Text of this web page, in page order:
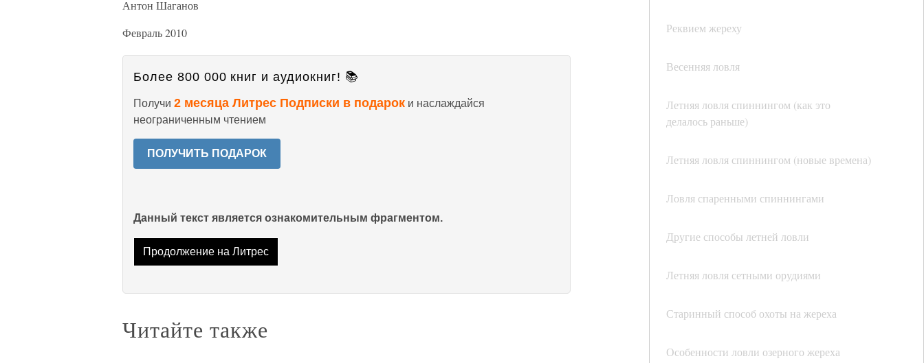
Реквием жереху
Весенняя ловля
Летняя ловля спиннингом (как это
делалось раньше)
Летняя ловля спиннингом (новые времена)
Ловля спаренными спиннингами
Другие способы летней ловли
Летняя ловля сетными орудиями
Старинный способ охоты на жереха
Особенности ловли озерного жереха
Антон Шаганов
Февраль 2010
Более 800 000 книг и аудиокниг! 📚
Получи 2 месяца Литрес Подписки в подарок и наслаждайся
неограниченным чтением
ПОЛУЧИТЬ ПОДАРОК
Данный текст является ознакомительным фрагментом.
Продолжение на Литрес
Читайте также